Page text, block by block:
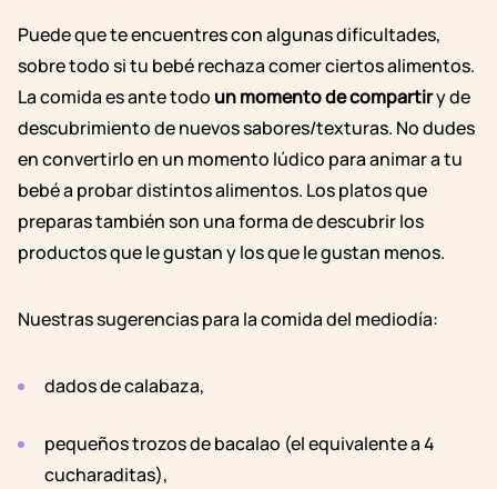
Puede que te encuentres con algunas dificultades,
sobre todo si tu bebé rechaza comer ciertos alimentos.
La comida es ante todo un momento de compartiry de
descubrimiento de nuevos sabores/texturas. No dudes
en convertirlo en un momento lúdico para animar a tu
bebé a probar distintos alimentos. Los platos que
preparastambién son una forma de descubrir los
productos que le gustan y los que le gustan menos.
Nuestras sugerencias para la comida del mediodía:
dados de calabaza,
pequeños trozos de bacalao (el equivalente a 4
cucharaditas),